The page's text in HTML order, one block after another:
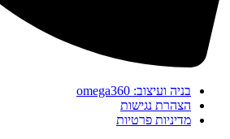
בניה ועיצוב: omega360
הצהרת נגישות
מדיניות פרטיות